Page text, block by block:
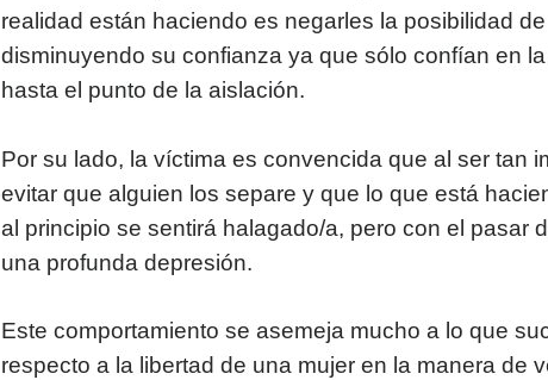
realidad están haciendo es negarles la posibilidad
disminuyendo su confianza ya que sólo confían en
hasta el punto de la aislación.
Por su lado, la víctima es convencida que al ser tan
evitar que alguien los separe y que lo que está
al principio se sentirá halagado/a, pero con el pasar
una profunda depresión.
Este comportamiento se asemeja mucho a lo que
respecto a la libertad de una mujer en la manera de